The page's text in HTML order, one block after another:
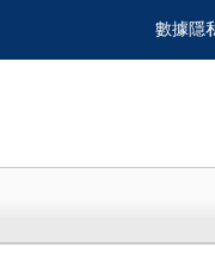
數據隱